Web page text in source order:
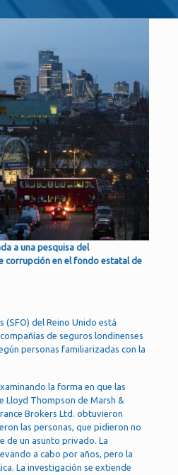
a una pesquisa del
corrupción en el fondo estatal de
(SFO) del Reino Unido está
de seguros londinenses
personas familiarizadas con la
la forma en que las
Lloyd Thompson de Marsh &
Brokers Ltd. obtuvieron
las personas, que pidieron no
de un asunto privado. La
a cabo por años, pero la
La investigación se extiende